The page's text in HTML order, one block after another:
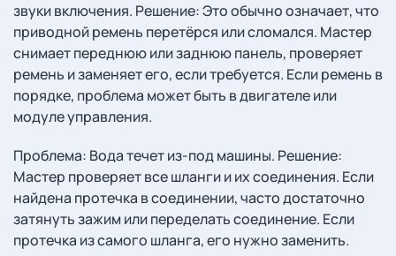
звуки включения. Решение: Это обычно означает, что
приводной ремень перетёрся или сломался. Мастер
снимает переднюю или заднюю панель, проверяет
ремень и заменяет его, если требуется. Если ремень в
порядке, проблема может быть в двигателе или
модуле управления.
Проблема: Вода течет из-под машины. Решение:
Мастер проверяет все шланги и их соединения. Если
найдена протечка в соединении, часто достаточно
затянуть зажим или переделать соединение. Если
протечка из самого шланга, его нужно заменить.